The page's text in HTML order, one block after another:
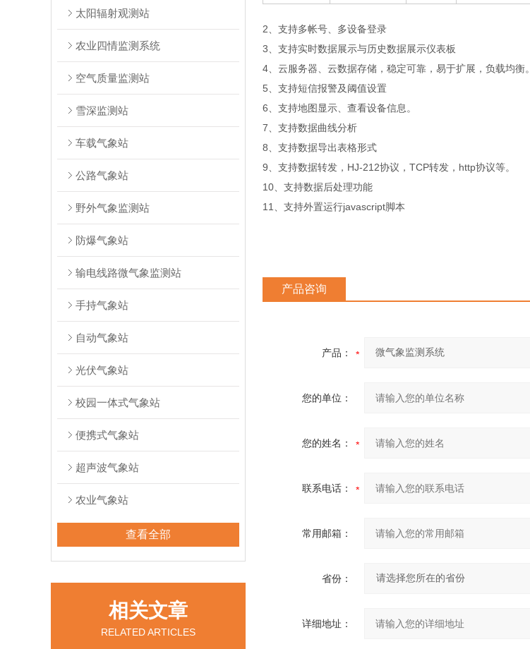
太阳辐射观测站
农业四情监测系统
空气质量监测站
雪深监测站
车载气象站
公路气象站
野外气象监测站
防爆气象站
输电线路微气象监测站
手持气象站
自动气象站
光伏气象站
校园一体式气象站
便携式气象站
超声波气象站
农业气象站
查看全部
相关文章
RELATED ARTICLES
2、支持多帐号、多设备登录
3、支持实时数据展示与历史数据展示仪表板
4、云服务器、云数据存储，稳定可靠，易于扩展，负载均衡。
5、支持短信报警及阈值设置
6、支持地图显示、查看设备信息。
7、支持数据曲线分析
8、支持数据导出表格形式
9、支持数据转发，HJ-212协议，TCP转发，http协议等。
10、支持数据后处理功能
11、支持外置运行javascript脚本
产品咨询
产品：
您的单位：
您的姓名：
联系电话：
常用邮箱：
省份：
详细地址：